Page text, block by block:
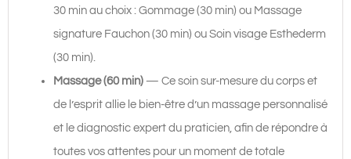
30 min au choix : Gommage (30 min) ou Massage
signature Fauchon (30 min) ou Soin visage Esthederm
(30 min).
Massage (60 min) — Ce soin sur-mesure du corps et
de l’esprit allie le bien-être d’un massage personnalisé
et le diagnostic expert du praticien, afin de répondre à
toutes vos attentes pour un moment de totale